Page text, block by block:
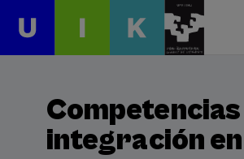
integración en